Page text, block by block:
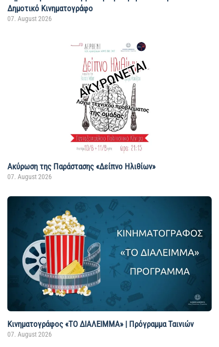
Δημοτικό Κινηματογράφο
07. August 2026
Ακύρωση της Παράστασης «Δείπνο Ηλιθίων»
07. August 2026
Κινηματογράφος «ΤΟ ΔΙΑΛΕΙΜΜΑ» | Πρόγραμμα Ταινιών
07. August 2026